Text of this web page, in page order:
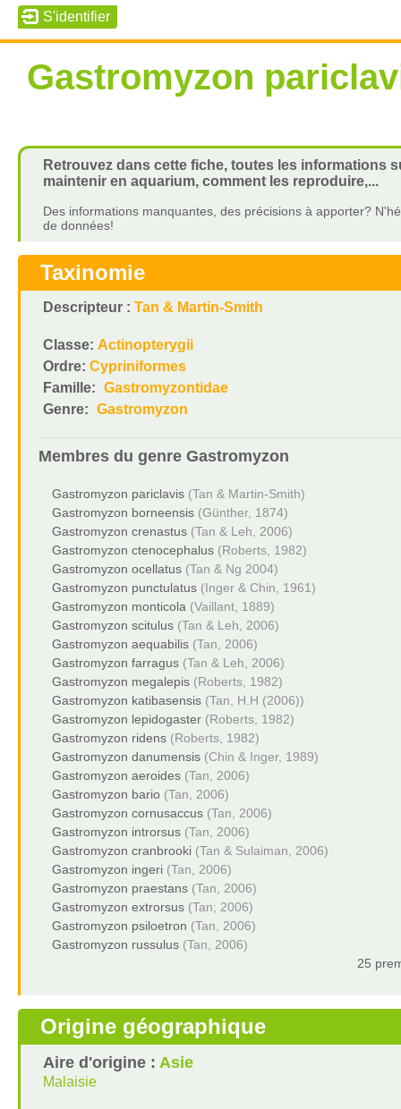
Gastromyzon
Retrouvez dans cette fiche, toutes les informations
maintenir en aquarium, comment les reproduire,...
Des informations manquantes, des précisions à apporter?
de données!
Taxinomie
Descripteur : Tan & Martin-Smith
Classe: Actinopterygii
Ordre: Cypriniformes
Famille: Gastromyzontidae
Genre: Gastromyzon
Membres du genre Gastromyzon
Gastromyzon pariclavis (Tan & Martin-Smith)
Gastromyzon borneensis (Günther, 1874)
Gastromyzon crenastus (Tan & Leh, 2006)
Gastromyzon ctenocephalus (Roberts, 1982)
Gastromyzon ocellatus (Tan & Ng 2004)
Gastromyzon punctulatus (Inger & Chin, 1961)
Gastromyzon monticola (Vaillant, 1889)
Gastromyzon scitulus (Tan & Leh, 2006)
Gastromyzon aequabilis (Tan, 2006)
Gastromyzon farragus (Tan & Leh, 2006)
Gastromyzon megalepis (Roberts, 1982)
Gastromyzon katibasensis (Tan, H.H (2006))
Gastromyzon lepidogaster (Roberts, 1982)
Gastromyzon ridens (Roberts, 1982)
Gastromyzon danumensis (Chin & Inger, 1989)
Gastromyzon aeroides (Tan, 2006)
Gastromyzon bario (Tan, 2006)
Gastromyzon cornusaccus (Tan, 2006)
Gastromyzon introrsus (Tan, 2006)
Gastromyzon cranbrooki (Tan & Sulaiman, 2006)
Gastromyzon ingeri (Tan, 2006)
Gastromyzon praestans (Tan, 2006)
Gastromyzon extrorsus (Tan; 2006)
Gastromyzon psiloetron (Tan, 2006)
Gastromyzon russulus (Tan, 2006)
25
Origine géographique
Aire d'origine : Asie
Malaisie